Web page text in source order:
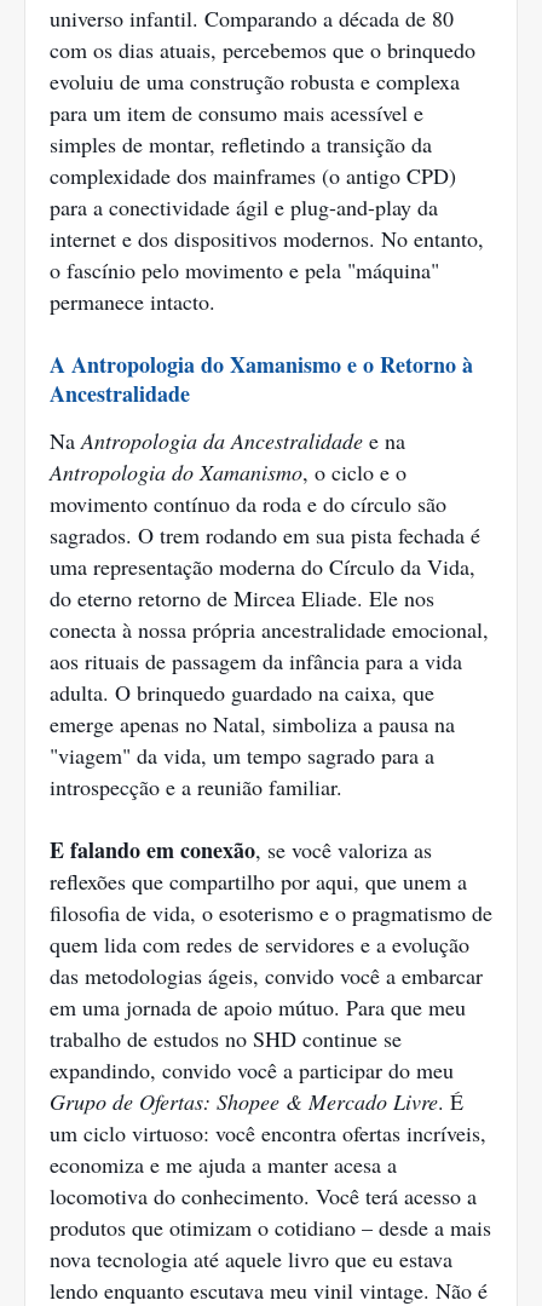
universo infantil. Comparando a década de 80
com os dias atuais, percebemos que o brinquedo
evoluiu de uma construção robusta e complexa
para um item de consumo mais acessível e
simples de montar, refletindo a transição da
complexidade dos mainframes (o antigo CPD)
para a conectividade ágil e plug-and-play da
internet e dos dispositivos modernos. No entanto,
o fascínio pelo movimento e pela "máquina"
permanece intacto.
A Antropologia do Xamanismo e o Retorno à
Ancestralidade
NaAntropologia da Ancestralidade e na
Antropologia do Xamanismo, o ciclo e o
movimento contínuo da roda e do círculo são
sagrados. O trem rodando em sua pista fechada é
uma representação moderna do Círculo da Vida,
do eterno retorno de Mircea Eliade. Ele nos
conecta à nossa própria ancestralidade emocional,
aos rituais de passagem da infância para a vida
adulta. O brinquedo guardado na caixa, que
emerge apenas no Natal, simboliza a pausa na
"viagem" da vida, um tempo sagrado para a
introspecção e a reunião familiar.
E falando em conexão, se você valoriza as
reflexões que compartilho por aqui, que unem a
filosofia de vida, o esoterismo e o pragmatismo de
quem lida com redes de servidores e a evolução
das metodologias ágeis, convido você a embarcar
em uma jornada de apoio mútuo. Para que meu
trabalho de estudos no SHD continue se
expandindo, convido você a participar do meu
Grupo de Ofertas: Shopee & Mercado Livre. É
um ciclo virtuoso: você encontra ofertas incríveis,
economiza e me ajuda a manter acesa a
locomotiva do conhecimento. Você terá acesso a
produtos que otimizam o cotidiano – desde a mais
nova tecnologia até aquele livro que eu estava
lendo enquanto escutava meu vinil vintage. Não é